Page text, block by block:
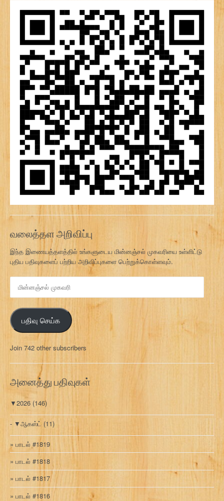
வலைத்தள அறிவிப்பு
இந்த இணையத்தளத்தில் உங்களுடைய மின்னஞ்சல் முகவரியை உள்ளிட்டு
புதிய பதிவுகளைப் பற்றிய அறிவிப்புகளை பெற்றுக்கொள்ளவும்.
ன
ஞ்
ச
ல்
க
வ
பதிவு செய்க
Join 742 other subscribers
அனைத்து பதிவுகள்
▼2026 (146)
▼ஆகஸ்ட் (11)
பாடல் #1819
பாடல் #1818
பாடல் #1817
பாடல் #1816